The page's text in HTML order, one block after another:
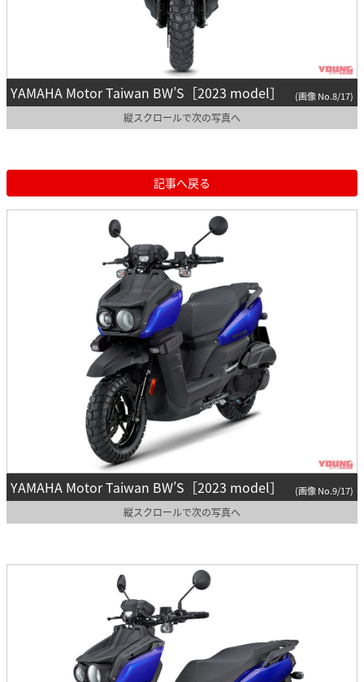
YAMAHA Motor Taiwan BW’S［2023 model］ (画像 No.8/17)
縦スクロールで次の写真へ
記事へ戻る
YAMAHA Motor Taiwan BW’S［2023 model］ (画像 No.9/17)
縦スクロールで次の写真へ